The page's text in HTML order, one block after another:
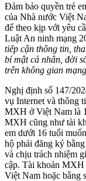
Đảm bảo quyền trẻ
của Nhà nước Việt
để theo kịp với yêu
Luật An ninh mạng
tiếp cận thông tin,
bí mật cá nhân, đời
trên không gian mạng
Nghị định số 147/
vụ Internet và thông
MXH ở Việt Nam là
MXH cũng như tài
em dưới 16 tuổi
hộ phải đăng ký
và chịu trách nhiệm
cập. Tài khoản MXH
Việt Nam hoặc bằng